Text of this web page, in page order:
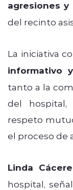
agresiones
del recinto
La iniciativa
informativo
tanto a la
del hospital,
respeto
el proceso de
Linda
hospital,